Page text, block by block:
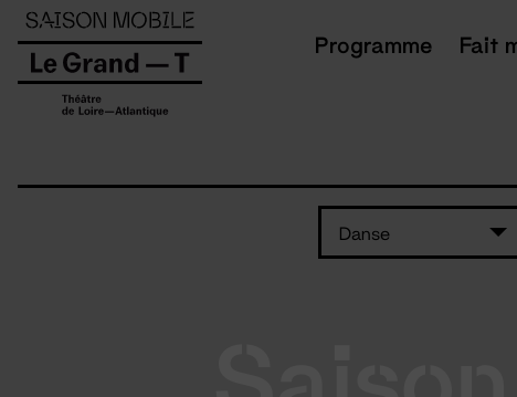
Programme Fait
Danse
Panneau de gestion des cookies